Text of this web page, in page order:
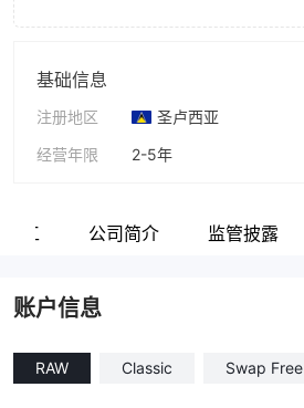
基础信息
注册地区
圣卢西亚
经营年限
2-5年
工 公司简介 监管披露
账户信息
RAW Classic Swap Free